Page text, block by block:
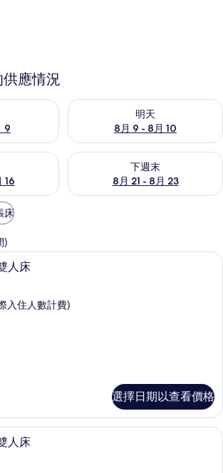
應情況
9
9) 的供應情況
明天
8月 9 - 8月 10
查看明天 (8月 9 - 8月 10) 的供
16
月 16) 的供應情況
下週末
8月 21 - 8月 23
查看下週末 (8月 21 - 8月 23)
床
)
豪華客房, 1 張特大雙人床 | 高級寢具
人床
入住人數計費)
選擇日期以查看價格
普通套房, 1 張特大雙人床 | 高級寢具
人床